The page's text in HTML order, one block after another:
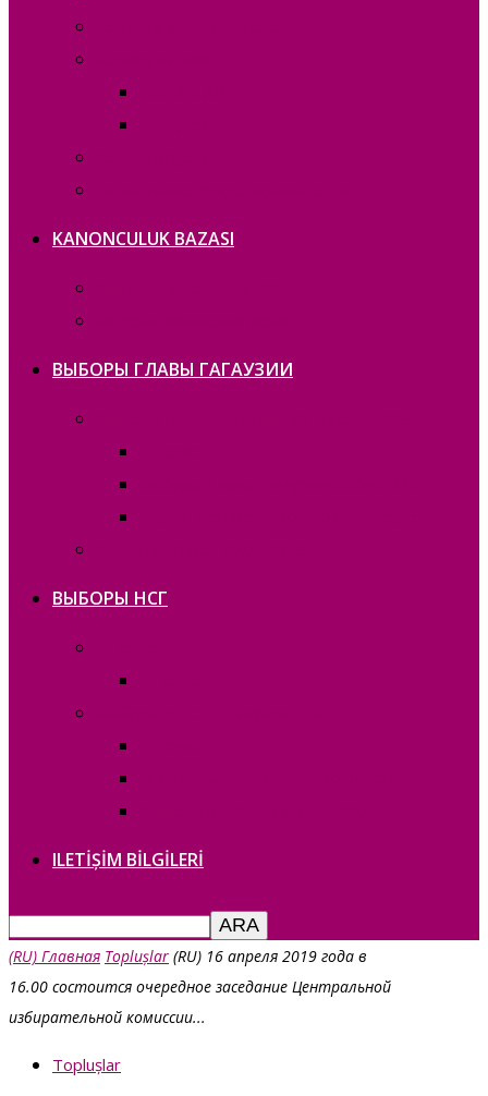
KANONCULUK BAZASI
ВЫБОРЫ ГЛАВЫ ГАГАУЗИИ
ВЫБОРЫ НСГ
ILETIȘIM BILGILERI
(RU) Главная Toplușlar (RU) 16 апреля 2019 года в
16.00 состоится очередное заседание Центральной
избирательной комиссии...
Toplușlar